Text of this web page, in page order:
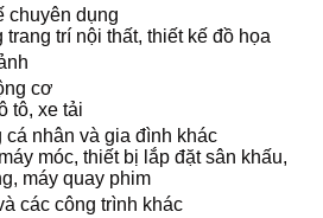
chuyên dụng
trang trí nội thất, thiết kế đồ họa
cơ
tô, xe tải
cá nhân và gia đình khác
móc, thiết bị lắp đặt sân khấu,
máy quay phim
các công trình khác